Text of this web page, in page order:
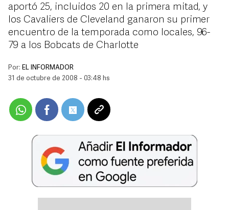
aportó 25, incluidos 20 en la primera mitad, y
los Cavaliers de Cleveland ganaron su primer
encuentro de la temporada como locales, 96-
79 a los Bobcats de Charlotte
Por: EL INFORMADOR
31 de octubre de 2008 - 03:48 hs